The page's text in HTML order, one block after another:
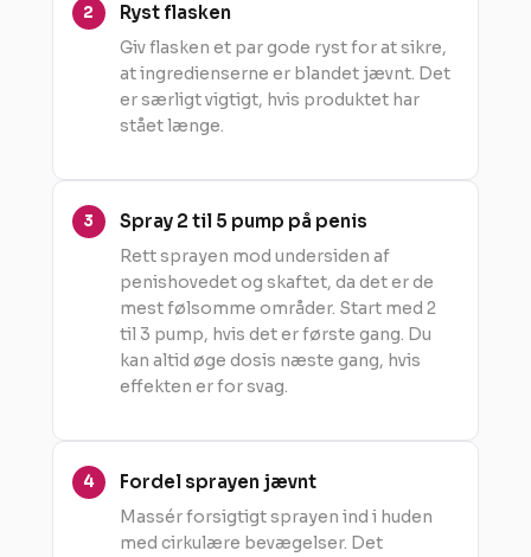
Ryst flasken
Giv flasken et par gode ryst for at sikre,
at ingredienserne er blandet jævnt. Det
er særligt vigtigt, hvis produktet har
stået længe.
Spray 2 til 5 pump på penis
Rett sprayen mod undersiden af
penishovedet og skaftet, da det er de
mest følsomme områder. Start med 2
til 3 pump, hvis det er første gang. Du
kan altid øge dosis næste gang, hvis
effekten er for svag.
Fordel sprayen jævnt
Massér forsigtigt sprayen ind i huden
med cirkulære bevægelser. Det